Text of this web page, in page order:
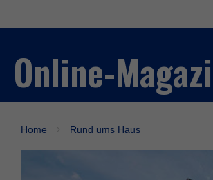
Online-
Home Rund ums Haus